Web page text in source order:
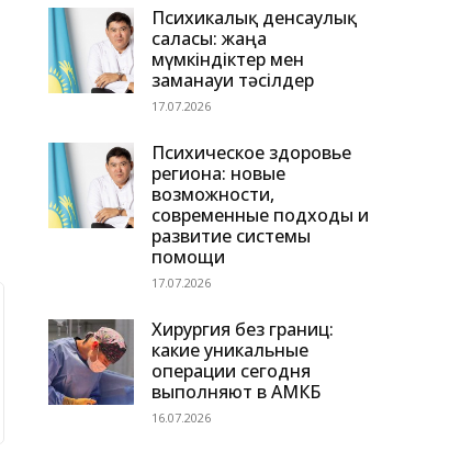
Психикалық денсаулық
саласы: жаңа
мүмкіндіктер мен
заманауи тәсілдер
17.07.2026
Психическое здоровье
региона: новые
возможности,
современные подходы и
развитие системы
помощи
17.07.2026
Хирургия без границ:
какие уникальные
операции сегодня
выполняют в АМКБ
16.07.2026